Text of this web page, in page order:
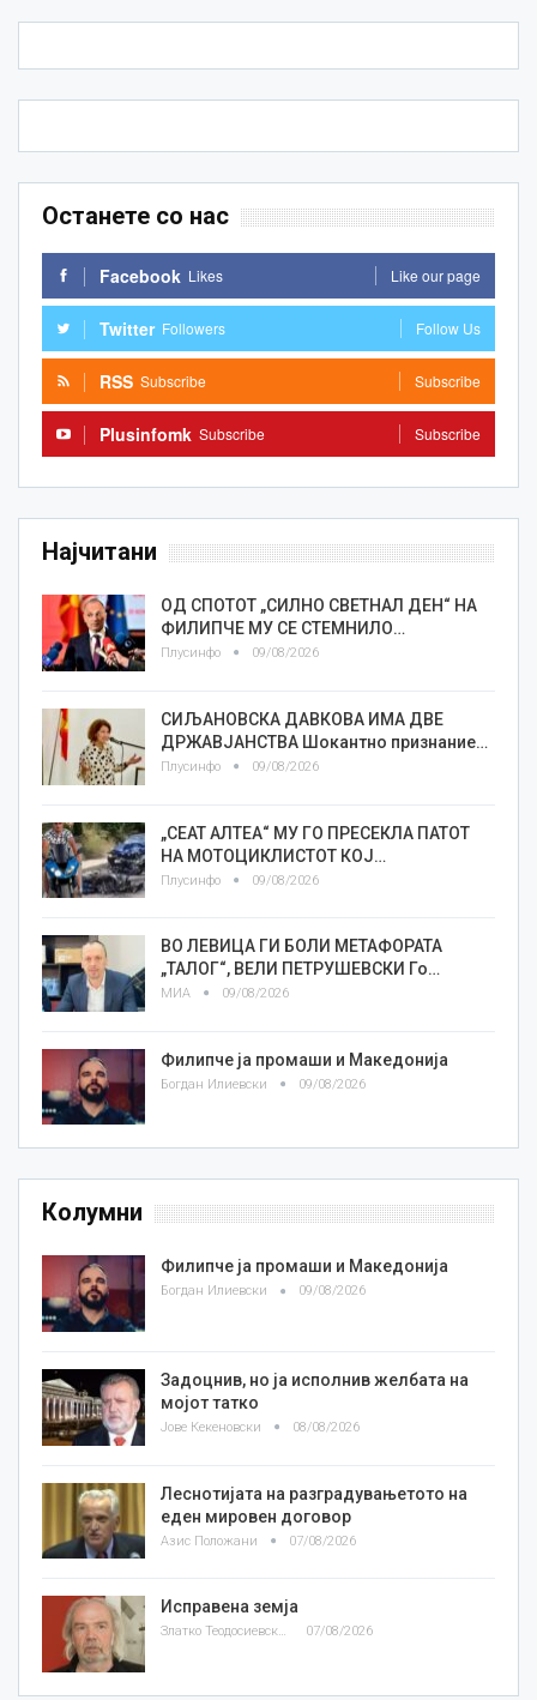
Останете со нас
Facebook Likes Like our page
Twitter Followers Follow Us
RSS Subscribe Subscribe
Plusinfomk Subscribe Subscribe
Најчитани
ОД СПОТОТ „СИЛНО СВЕТНАЛ ДЕН“ НА
ФИЛИПЧЕ МУ СЕ СТЕМНИЛО…
Плусинфо 09/08/2026
СИЉАНОВСКА ДАВКОВА ИМА ДВЕ
ДРЖАВЈАНСТВА Шокантно признание…
Плусинфо 09/08/2026
„СЕАТ АЛТЕА“ МУ ГО ПРЕСЕКЛА ПАТОТ
НА МОТОЦИКЛИСТОТ КОЈ…
Плусинфо 09/08/2026
ВО ЛЕВИЦА ГИ БОЛИ МЕТАФОРАТА
„ТАЛОГ“, ВЕЛИ ПЕТРУШЕВСКИ Го…
МИА 09/08/2026
Филипче ја промаши и Македонија
Богдан Илиевски 09/08/2026
Колумни
Филипче ја промаши и Македонија
Богдан Илиевски 09/08/2026
Задоцнив, но ја исполнив желбата на
мојот татко
Јове Кекеновски 08/08/2026
Леснотијата на разградувањетото на
еден мировен договор
Азис Положани 07/08/2026
Исправена земја
Златко Теодосиевски 07/08/2026